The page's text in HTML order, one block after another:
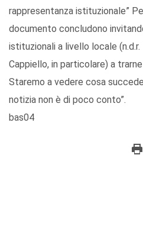
rappresentanza istituzionale”
documento concludono
istituzionali a livello locale (n.d.r.
Cappiello, in particolare) a
Staremo a vedere cosa
notizia non è di poco conto”.
bas04